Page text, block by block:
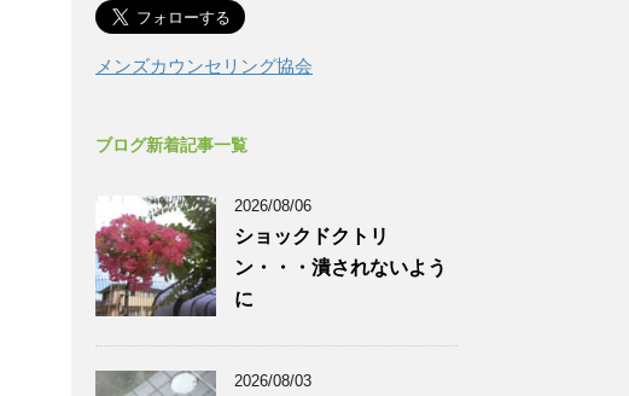
メンズカウンセリング協会
ブログ新着記事一覧
2026/08/06
ショックドクトリ
ン・・・潰されないよう
に
2026/08/03